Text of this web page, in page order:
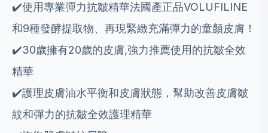
✔️使用專業彈力抗皺精華法國產正品VOLUFILINE
和9種發酵提取物、再現緊緻充滿彈力的童顏皮膚！
✔️30歲擁有20歲的皮膚,強力推薦使用的抗皺全效
精華
✔️護理皮膚油水平衡和皮膚狀態，幫助改善皮膚皺
紋和彈力的抗皺全效護理精華